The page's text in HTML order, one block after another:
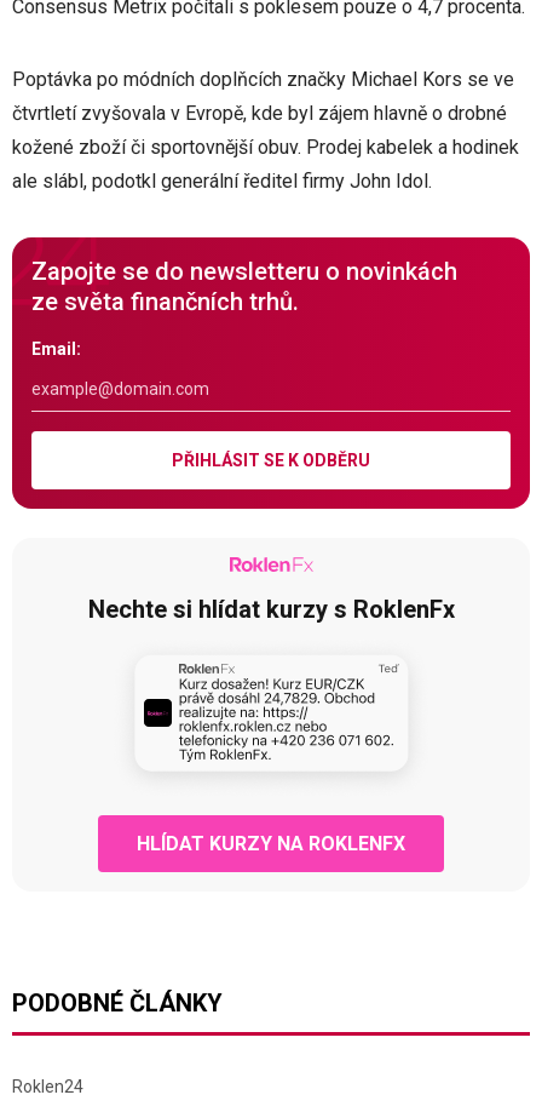
Consensus Metrix počítali s poklesem pouze o 4,7 procenta.
Poptávka po módních doplňcích značky Michael Kors se ve
čtvrtletí zvyšovala v Evropě, kde byl zájem hlavně o drobné
kožené zboží či sportovnější obuv. Prodej kabelek a hodinek
ale slábl, podotkl generální ředitel firmy John Idol.
Zapojte se do newsletteru o novinkách
ze světa finančních trhů.
Email:
PŘIHLÁSIT SE K ODBĚRU
Nechte si hlídat kurzy s RoklenFx
HLÍDAT KURZY NA ROKLENFX
PODOBNÉ ČLÁNKY
Roklen24